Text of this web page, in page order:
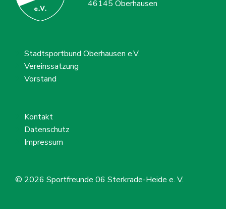
46145 Oberhausen
Stadtsportbund Oberhausen e.V.
Vereinssatzung
Vorstand
Kontakt
Datenschutz
Impressum
© 2026 Sportfreunde 06 Sterkrade-Heide e. V.